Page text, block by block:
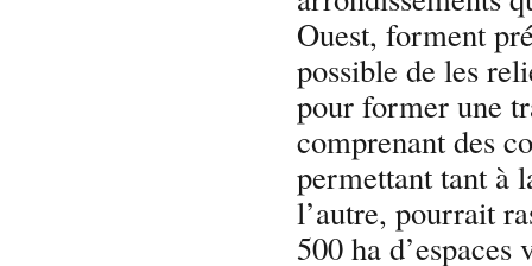
Ouest, forment
possible de les
pour former une
comprenant des
permettant tant à
l’autre, pourrait
500 ha